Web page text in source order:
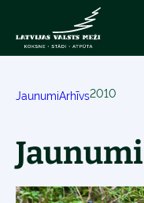
JaunumiArhīvs2010
Jaunumi